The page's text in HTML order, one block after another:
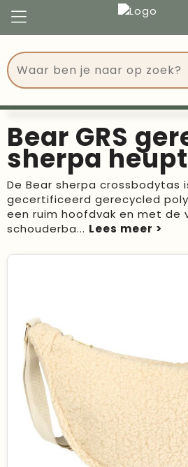
Tassen
Drinkwaren
Events
Give Aways
Duurzame keuzes
Made in Europe
Recycled
Bestsellers
Congres
Events
Kerst
Verjaardagen
Voetbal, EK en WK
Bear GRS
sherpa
De Bear sherpa crossbodytas
gecertificeerd gerecycled
een ruim hoofdvak en met de
schouderba...